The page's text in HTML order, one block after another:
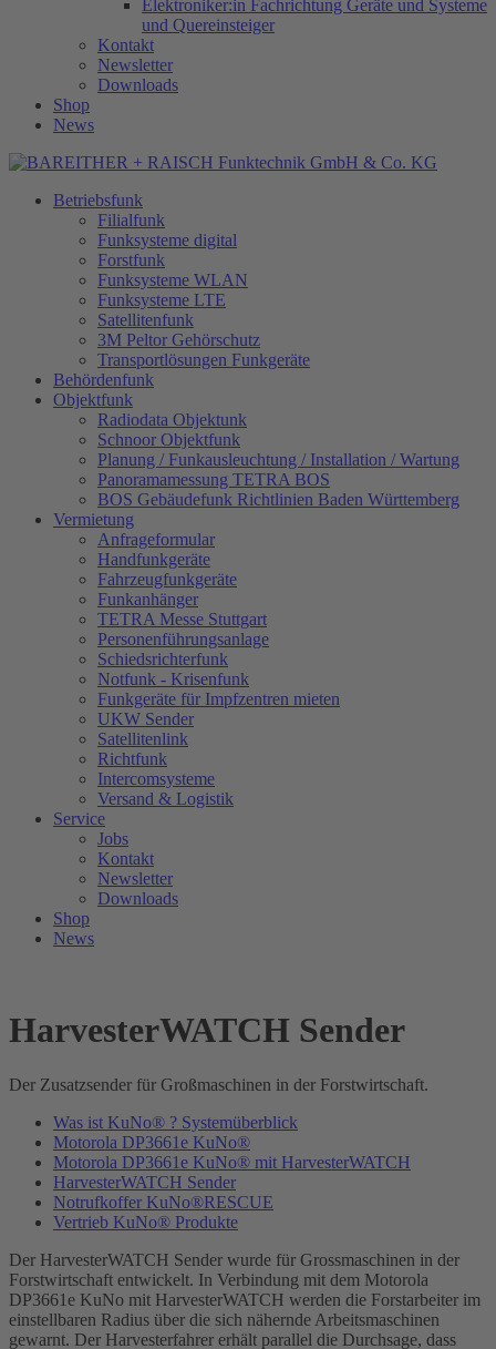
Elektroniker:in Fachrichtung Geräte und Systeme
und Quereinsteiger
Kontakt
Newsletter
Downloads
Shop
News
Betriebsfunk
Filialfunk
Funksysteme digital
Forstfunk
Funksysteme WLAN
Funksysteme LTE
Satellitenfunk
3M Peltor Gehörschutz
Transportlösungen Funkgeräte
Behördenfunk
Objektfunk
Radiodata Objektunk
Schnoor Objektfunk
Planung / Funkausleuchtung / Installation / Wartung
Panoramamessung TETRA BOS
BOS Gebäudefunk Richtlinien Baden Württemberg
Vermietung
Anfrageformular
Handfunkgeräte
Fahrzeugfunkgeräte
Funkanhänger
TETRA Messe Stuttgart
Personenführungsanlage
Schiedsrichterfunk
Notfunk - Krisenfunk
Funkgeräte für Impfzentren mieten
UKW Sender
Satellitenlink
Richtfunk
Intercomsysteme
Versand & Logistik
Service
Jobs
Kontakt
Newsletter
Downloads
Shop
News
HarvesterWATCH Sender
Der Zusatzsender für Großmaschinen in der Forstwirtschaft.
Was ist KuNo® ? Systemüberblick
Motorola DP3661e KuNo®
Motorola DP3661e KuNo® mit HarvesterWATCH
HarvesterWATCH Sender
Notrufkoffer KuNo®RESCUE
Vertrieb KuNo® Produkte
Der HarvesterWATCH Sender wurde für Grossmaschinen in der
Forstwirtschaft entwickelt. In Verbindung mit dem Motorola
DP3661e KuNo mit HarvesterWATCH werden die Forstarbeiter im
einstellbaren Radius über die sich nähernde Arbeitsmaschinen
gewarnt. Der Harvesterfahrer erhält parallel die Durchsage, dass